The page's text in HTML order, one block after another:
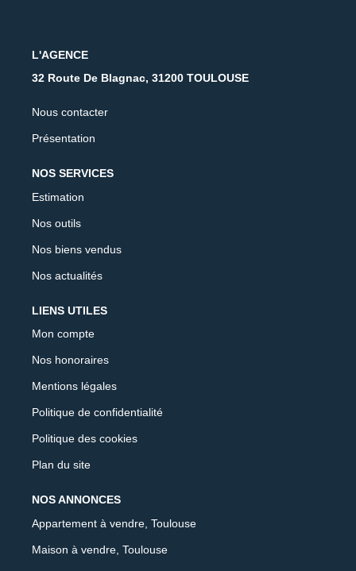
L'AGENCE
32 Route De Blagnac, 31200 TOULOUSE
Nous contacter
Présentation
NOS SERVICES
Estimation
Nos outils
Nos biens vendus
Nos actualités
LIENS UTILES
Mon compte
Nos honoraires
Mentions légales
Politique de confidentialité
Politique des cookies
Plan du site
NOS ANNONCES
Appartement à vendre, Toulouse
Maison à vendre, Toulouse